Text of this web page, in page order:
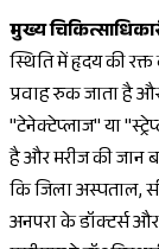
मुख्य
स्थिति में हृदय की
प्रवाह रुक जाता है
"टेनेक्टेप्लाज" या
है और मरीज की जान
कि जिला अस्पताल,
अनपरा के डॉक्टर्स